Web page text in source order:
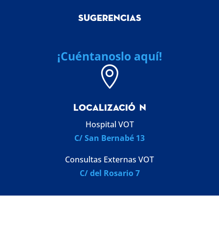
SUGERENCIAS
¡Cuéntanoslo aquí!

LOCALIZACIÓ N
Hospital VOT
C/ San Bernabé 13
Consultas Externas VOT
C/ del Rosario 7